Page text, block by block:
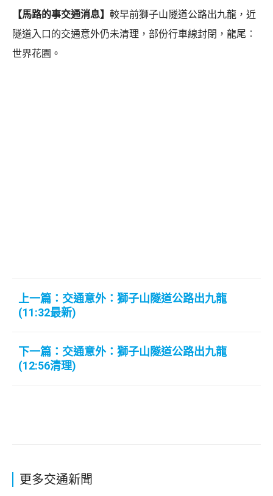
【馬路的事交通消息】 較早前獅子山隧道公路出九龍，近
隧道入口的交通意外仍未清理，部份行車線封閉，龍尾︰
世界花園。
上一篇：交通意外：獅子山隧道公路出九龍
(11:32最新)
下一篇：交通意外：獅子山隧道公路出九龍
(12:56清理)
更多交通新聞